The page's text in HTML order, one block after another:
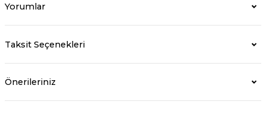
Yorumlar
Taksit Seçenekleri
Önerileriniz